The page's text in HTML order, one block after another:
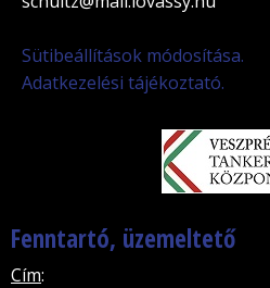
Sütibeállítások módosítása.
Adatkezelési tájékoztató.
Fenntartó, üzemeltető
Cím: